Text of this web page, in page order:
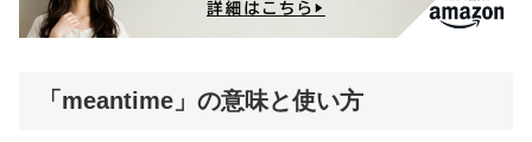
「meantime」の意味と使い方